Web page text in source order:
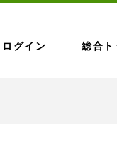
ログイン 総合ト